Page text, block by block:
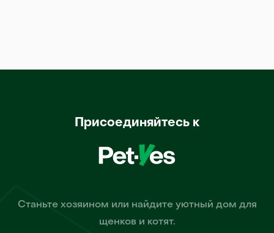
Присоединяйтесь к
Станьте хозяином или найдите уютный дом для
щенков и котят.